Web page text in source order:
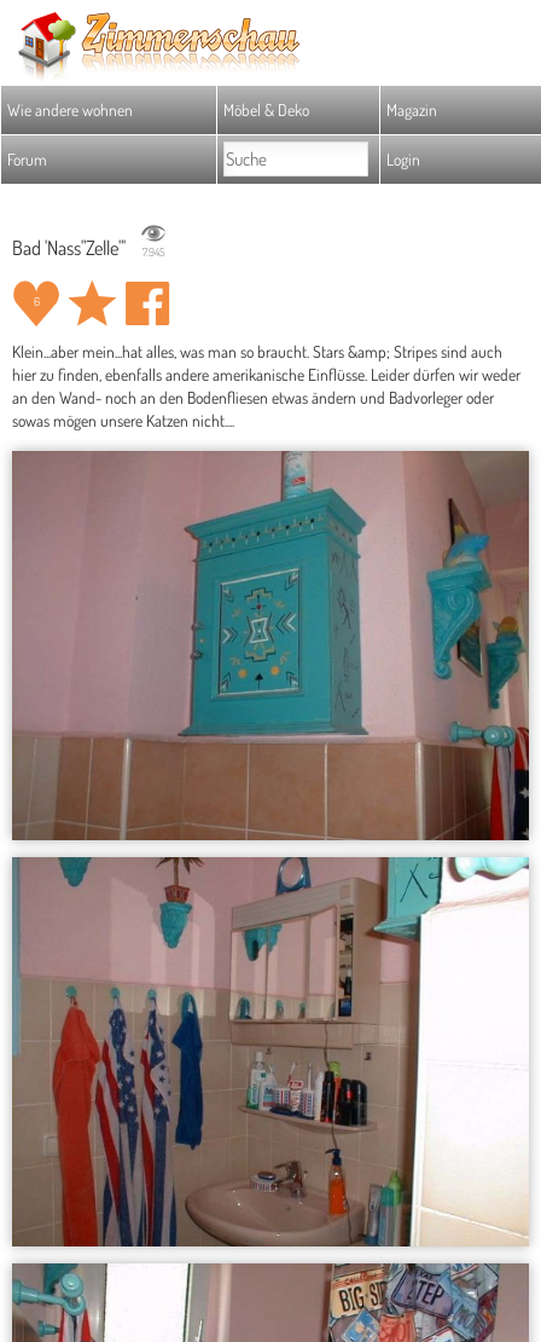
Wie andere wohnen Möbel & Deko Magazin
Forum Login
Bad 'Nass"Zelle"' 7.945
6
Klein...aber mein...hat alles, was man so braucht. Stars &amp; Stripes sind auch
hier zu finden, ebenfalls andere amerikanische Einflüsse. Leider dürfen wir weder
an den Wand- noch an den Bodenfliesen etwas ändern und Badvorleger oder
sowas mögen unsere Katzen nicht....